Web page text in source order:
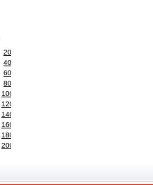
20
40
60
80
100
120
140
160
180
200